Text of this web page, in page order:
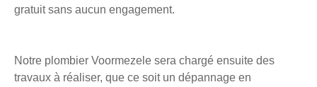
gratuit sans aucun engagement.
Notre plombier Voormezele sera chargé ensuite des
travaux à réaliser, que ce soit un dépannage en